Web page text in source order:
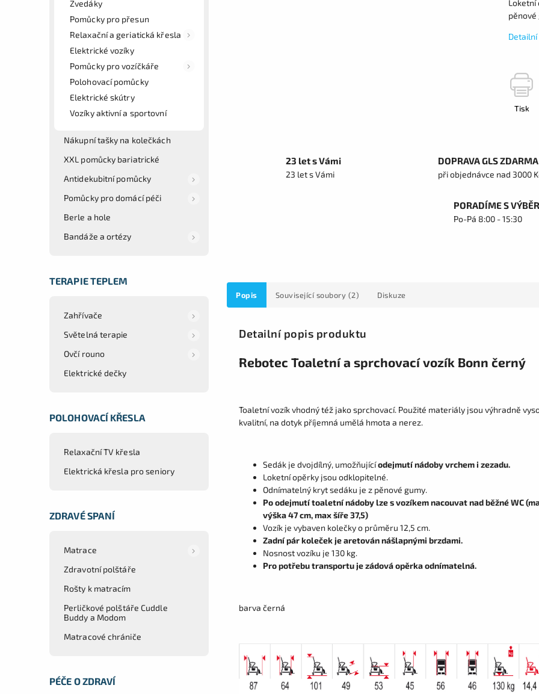
Zvedáky
Pomůcky pro přesun
Relaxační a geriatická křesla
Elektrické vozíky
Pomůcky pro vozíčkáře
Polohovací pomůcky
Elektrické skútry
Vozíky aktivní a sportovní
Nákupní tašky na kolečkách
XXL pomůcky bariatrické
Antidekubitní pomůcky
Pomůcky pro domácí péči
Berle a hole
Bandáže a ortézy
TERAPIE TEPLEM
Zahřívače
Světelná terapie
Ovčí rouno
Elektrické dečky
POLOHOVACÍ KŘESLA
Relaxační TV křesla
Elektrická křesla pro seniory
ZDRAVÉ SPANÍ
Matrace
Zdravotní polštáře
Rošty k matracím
Perličkové polštáře Cuddle
Buddy a Modom
Matracové chrániče
PÉČE O ZDRAVÍ
Loketní
pěnové
Tisk
23 let s Vámi
23 let s Vámi
DOPRAVA GLS ZDARMA
při objednávce nad 3000
PORADÍME S
Po-Pá 8:00 - 15:30
Popis Související soubory (2) Diskuze
Detailní popis produktu
Rebotec Toaletní a sprchovací vozík Bonn černý
Toaletní vozík vhodný též jako sprchovací. Použité materiály jsou výhradně
kvalitní, na dotyk příjemná umělá hmota a nerez.
Sedák je dvojdílný, umožňujícíodejmutí nádoby vrchem i zezadu.
Loketní opěrky jsou odklopitelné.
Odnímatelný kryt sedáku je z pěnové gumy.
Po odejmutí toaletní nádoby lze s vozíkem nacouvat nad běžné WC
výška 47 cm, max šíře 37,5)
Vozík je vybaven kolečky o průměru 12,5 cm.
Zadní pár koleček je aretován nášlapnými brzdami.
Nosnost vozíku je 130 kg.
Pro potřebu transportu je zádová opěrka odnímatelná.
barva černá